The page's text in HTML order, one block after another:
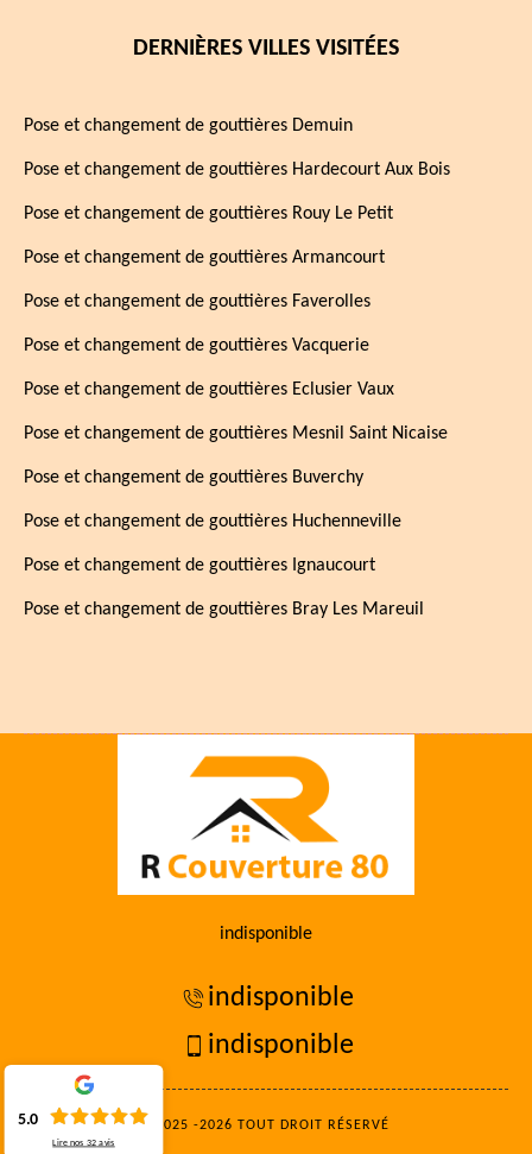
DERNIÈRES VILLES VISITÉES
Pose et changement de gouttières Demuin
Pose et changement de gouttières Hardecourt Aux Bois
Pose et changement de gouttières Rouy Le Petit
Pose et changement de gouttières Armancourt
Pose et changement de gouttières Faverolles
Pose et changement de gouttières Vacquerie
Pose et changement de gouttières Eclusier Vaux
Pose et changement de gouttières Mesnil Saint Nicaise
Pose et changement de gouttières Buverchy
Pose et changement de gouttières Huchenneville
Pose et changement de gouttières Ignaucourt
Pose et changement de gouttières Bray Les Mareuil
indisponible
indisponible
indisponible
©2025 -2026 TOUT DROIT RÉSERVÉ
5.0
Lire nos32 avis